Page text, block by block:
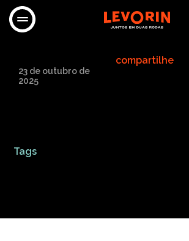
KN MOTOS
23 de outubro de
2025
compartilhe
Tags